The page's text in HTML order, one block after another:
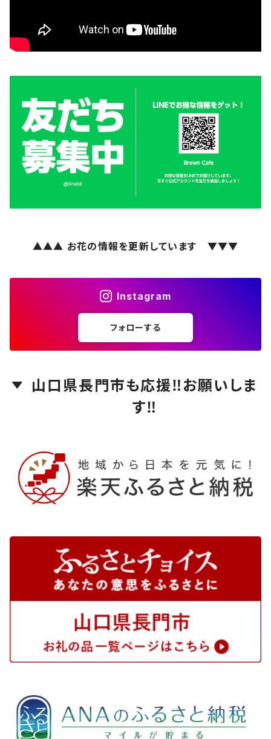
▲▲▲ お花の情報を更新しています ▼▼▼
Instagram
フォローする
山口県長門市も応援‼️お願いしま
す‼️